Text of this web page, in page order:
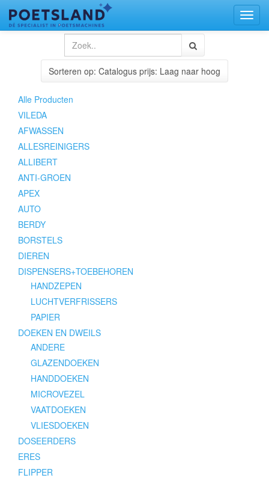
Sorteren op: Catalogus prijs: Laag naar hoog
Alle Producten
VILEDA
AFWASSEN
ALLESREINIGERS
ALLIBERT
ANTI-GROEN
APEX
AUTO
BERDY
BORSTELS
DIEREN
DISPENSERS+TOEBEHOREN
HANDZEPEN
LUCHTVERFRISSERS
PAPIER
DOEKEN EN DWEILS
ANDERE
GLAZENDOEKEN
HANDDOEKEN
MICROVEZEL
VAATDOEKEN
VLIESDOEKEN
DOSEERDERS
ERES
FLIPPER